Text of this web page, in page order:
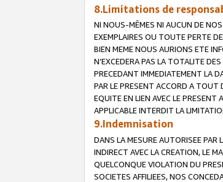
8.Limitations de
NI NOUS-MÊMES NI AUCUN DE
EXEMPLAIRES OU TOUTE PERTE
BIEN MEME NOUS AURIONS ETE
N’EXCEDERA PAS LA TOTALITE
PRECEDANT IMMEDIATEMENT LA
PAR LE PRESENT ACCORD A
EQUITE EN LIEN AVEC LE
APPLICABLE INTERDIT LA
9.Indemnisation
DANS LA MESURE AUTORISEE
INDIRECT AVEC LA CREATION, LE
QUELCONQUE VIOLATION DU
SOCIETES AFFILIEES, NOS